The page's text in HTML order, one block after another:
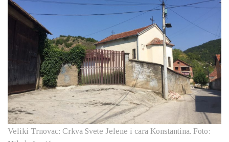
Veliki Trnovac: Crkva Svete Jelene i cara Konstantina. Foto: